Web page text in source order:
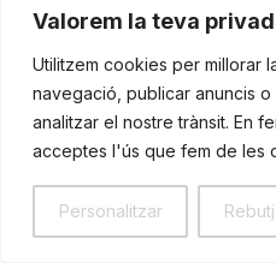
Valorem la teva
Utilitzem cookies per millorar
navegació, publicar anuncis
analitzar el nostre trànsit. En
acceptes l'ús que fem de les
Personalitzar
de 1923
carismàtics
Barcelona,
representa
dur per al
de la